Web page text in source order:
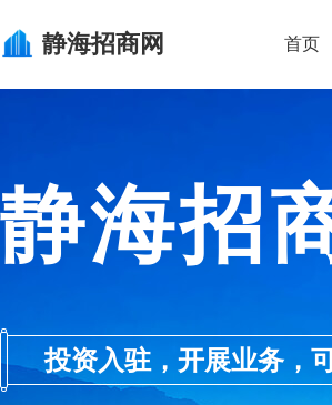
静海招商网 首页
静海招
投资入驻，开展业务，